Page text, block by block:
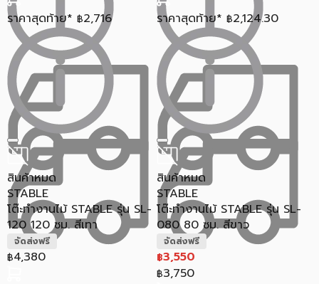
ราคาสุดท้าย* ฿2,716 ราคาสุดท้าย* ฿2,124.30
สินค้าหมด
STABLE
โต๊ะทำงานไม้ STABLE รุ่น SL-
120 120 ซม. สีเทา
จัดส่งฟรี
฿4,380
สินค้าหมด
STABLE
โต๊ะทำงานไม้ STABLE รุ่น SL-
080 80 ซม. สีขาว
จัดส่งฟรี
฿3,550
฿3,750